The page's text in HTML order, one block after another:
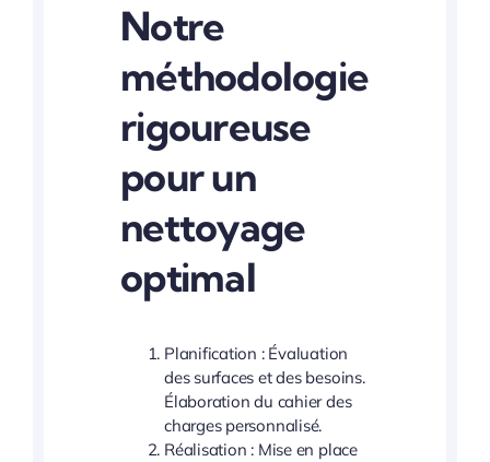
Notre
méthodologie
rigoureuse
pour un
nettoyage
optimal
Planification : Évaluation
des surfaces et des besoins.
Élaboration du cahier des
charges personnalisé.
Réalisation : Mise en place